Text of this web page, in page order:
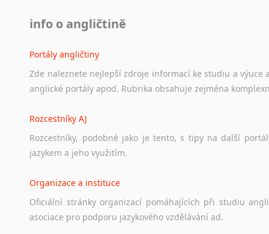
info o angličtině
Portály angličtiny
Zde naleznete nejlepší zdroje informací ke studiu a výuce
anglické portály apod. Rubrika obsahuje zejména
Rozcestníky AJ
Rozcestníky, podobné jako je tento, s tipy na další
jazykem a jeho využitím.
Organizace a instituce
Oficiální stránky organizací pomáhajících při studiu
asociace pro podporu jazykového vzdělávání ad.